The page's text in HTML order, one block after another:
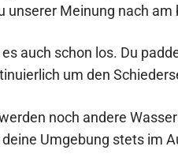
unserer Meinung nach am
auch schon los. Du
um den
noch andere
Umgebung stets im